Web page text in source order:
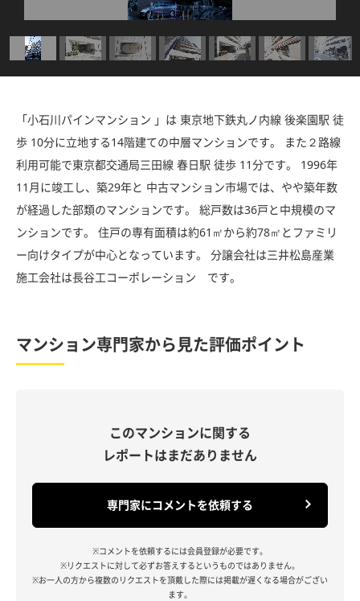
「小石川パインマンション 」は 東京地下鉄丸ノ内線 後楽園駅 徒
歩 10分に立地する14階建ての中層マンションです。 また２路線
利用可能で東京都交通局三田線 春日駅 徒歩 11分です。 1996年
11月に竣工し、築29年と 中古マンション市場では、やや築年数
が経過した部類のマンションです。 総戸数は36戸と中規模のマ
ンションです。 住戸の専有面積は約61㎡から約78㎡とファミリ
ー向けタイプが中心となっています。 分譲会社は三井松島産業
施工会社は長谷工コーポレーション です。
マンション専門家から見た評価ポイント
このマンションに関する
レポートはまだありません
専門家にコメントを依頼する
※コメントを依頼するには会員登録が必要です。
※リクエストに対して必ずお答えするというものではありません。
※お一人の方から複数のリクエストを頂戴した際には掲載が遅くなる場合がござい
ます。